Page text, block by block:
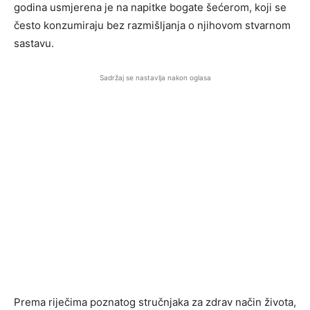
godina usmjerena je na napitke bogate šećerom, koji se
često konzumiraju bez razmišljanja o njihovom stvarnom
sastavu.
Sadržaj se nastavlja nakon oglasa
Prema riječima poznatog stručnjaka za zdrav način života,